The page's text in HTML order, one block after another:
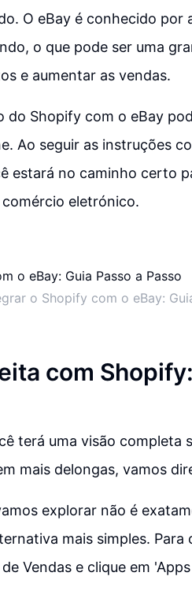
O eBay é conhecido por
o que pode ser uma
e aumentar as vendas.
do Shopify com o eBay
Ao seguir as instruções
estará no caminho certo
eletrónico.
o Shopify com o eBay:
com
terá uma visão completa
mais delongas, vamos
explorar não é
mais simples. Para
Vendas e clique em